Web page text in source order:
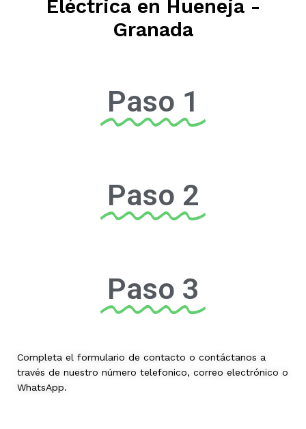
Eléctrica en Hueneja -
Granada
Paso 1
Paso 2
Paso 3
Completa el formulario de contacto o contáctanos a
través de nuestro número telefonico, correo electrónico o
WhatsApp.